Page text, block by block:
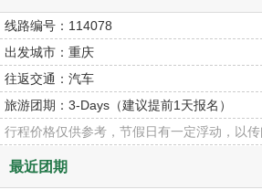
线路编号： 114078
出发城市： 重庆
往返交通： 汽车
旅游团期： 3-Days（建议提前1天报名）
行程价格仅供参考，节假日有一定浮动，以传
最近团期